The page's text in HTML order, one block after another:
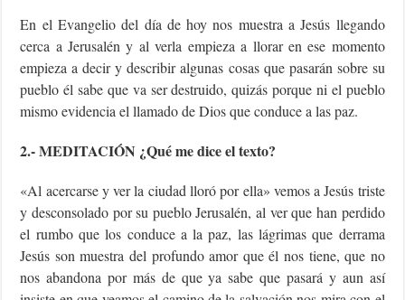
En el Evangelio del día de hoy nos muestra a Jesús llegando
cerca a Jerusalén y al verla empieza a llorar en ese momento
empieza a decir y describir algunas cosas que pasarán sobre su
pueblo él sabe que va ser destruido, quizás porque ni el pueblo
mismo evidencia el llamado de Dios que conduce a las paz.
2.- MEDITACIÓN ¿Qué me dice el texto?
«Al acercarse y ver la ciudad lloró por ella» vemos a Jesús triste
y desconsolado por su pueblo Jerusalén, al ver que han perdido
el rumbo que los conduce a la paz, las lágrimas que derrama
Jesús son muestra del profundo amor que él nos tiene, que no
nos abandona por más de que ya sabe que pasará y aun así